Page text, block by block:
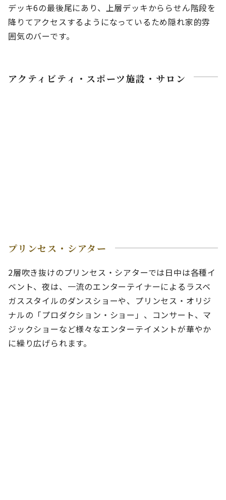
デッキ6の最後尾にあり、上層デッキかららせん階段を
降りてアクセスするようになっているため隠れ家的雰
囲気のバーです。
アクティビティ・スポーツ施設・サロン
プリンセス・シアター
2層吹き抜けのプリンセス・シアターでは日中は各種イ
ベント、夜は、一流のエンターテイナーによるラスベ
ガススタイルのダンスショーや、プリンセス・オリジ
ナルの「プロダクション・ショー」、コンサート、マ
ジックショーなど様々なエンターテイメントが華やか
に繰り広げられます。